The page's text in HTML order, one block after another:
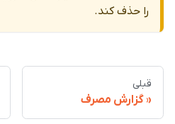
را حذف کند.
قبلی
گزارش مصرف